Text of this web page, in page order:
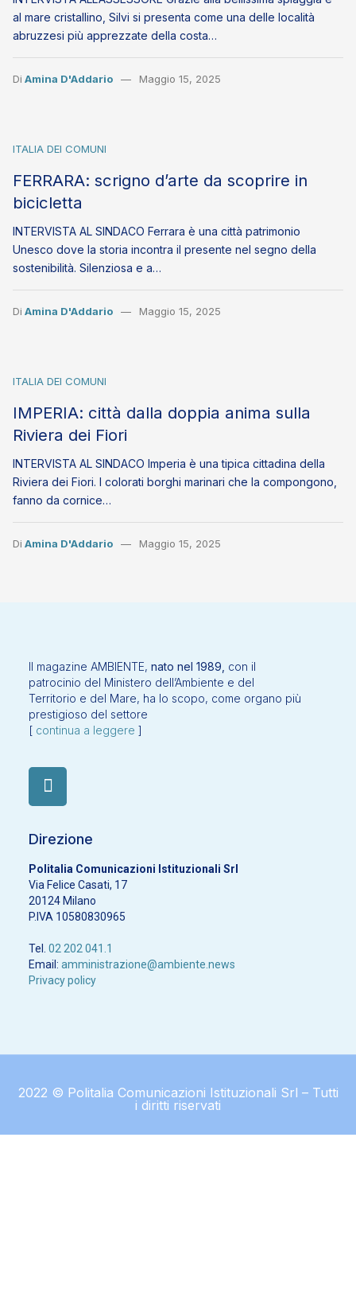
al mare cristallino, Silvi si presenta come una delle località
abruzzesi più apprezzate della costa…
Di Amina D'Addario Maggio 15, 2025
ITALIA DEI COMUNI
FERRARA: scrigno d’arte da scoprire in
bicicletta
INTERVISTA AL SINDACO Ferrara è una città patrimonio
Unesco dove la storia incontra il presente nel segno della
sostenibilità. Silenziosa e a…
Di Amina D'Addario Maggio 15, 2025
ITALIA DEI COMUNI
IMPERIA: città dalla doppia anima sulla
Riviera dei Fiori
INTERVISTA AL SINDACO Imperia è una tipica cittadina della
Riviera dei Fiori. I colorati borghi marinari che la compongono,
fanno da cornice…
Di Amina D'Addario Maggio 15, 2025
Il magazine AMBIENTE, nato nel 1989, con il
patrocinio del Ministero dell’Ambiente e del
Territorio e del Mare, ha lo scopo, come organo più
prestigioso del settore
[ continua a leggere ]
Direzione
Politalia Comunicazioni Istituzionali Srl
Via Felice Casati, 17
20124 Milano
P.IVA 10580830965
Tel. 02 202 041.1
Email: amministrazione@ambiente.news
Privacy policy
2022 © Politalia Comunicazioni Istituzionali Srl – Tutti
i diritti riservati